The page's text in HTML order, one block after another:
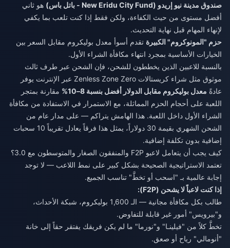
صندوق مدينة نيو إريدو (New Eridu City Fund - باتل باس)
هو ثاني
أفضل مستوى من حيث الكفاءة، ولكن فقط إذا كنت تلعب بما يكفي
لإنهاء المهام قبل نهاية التحديث.
حزم "المونوكروم" الكبيرة تقدم أسوأ معدل بوليكروم مقابل السعر بين
الخيارات الأساسية بمجرد انتهاء مكافأة الشراء الأول.
بالنسبة للاعبين الذين يخططون للشحن، فإن الشحن عبر طرف ثالث
موثوق مثل شراء كريستالات Zenless Zone Zero عبر الإنترنت
يوفر
عادةً معدل بوليكروم مقابل الدولار أفضل بنسبة 8–10%
مقارنة بمتجر
اللعبة على أحجام الحزم المماثلة، مع الاستمرار في الاستفادة من مكافأة
الشراء الأول داخل اللعبة. هذا الهامش يتراكم — على مدار عام من
الشحن الشهري بقيمة 30 دولاراً، يمثل هذا فرقاً يعادل تقريباً 10 سحبات
إضافية بدون تكلفة إضافية.
كيف يجب أن يتعامل لاعبو F2P والمنفقون الصغار والمتوسطون مع 3.0؟
تعتمد الاستراتيجية الصحيحة بشكل كبير على نمط اللاعب — لا توجد
إجابة عالمية بـ "اسحب أو تخطَّ" تناسب الجميع.
إذا كنت لاعباً لا يشحن (F2P):
طالب بكل مكافأة مجانية — الـ 1,600 بوليكروم، شبكة الأحداث،
و"بيرويس" أمور غير قابلة للتفاوض.
تخطَّ كلاً من "فيلينـا" و"نورما" ما لم يكن فريقك يفتقر حقاً إلى خانة
"أنومالي" رياح أو صعق.